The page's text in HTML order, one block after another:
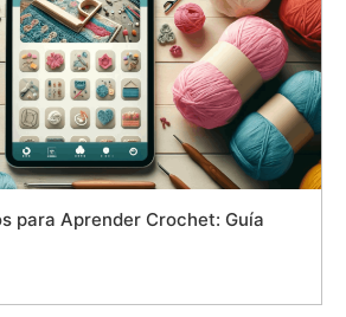
para Aprender Crochet: Guía